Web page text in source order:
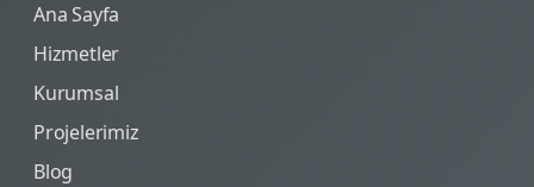
Ana Sayfa
Hizmetler
Kurumsal
Projelerimiz
Blog